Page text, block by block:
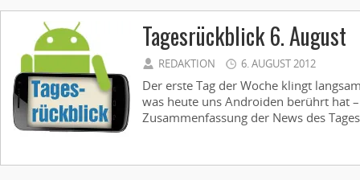
Tagesrückblick 6. August
REDAKTION 6. AUGUST 2012
Der erste Tag der Woche klingt
was heute uns Androiden berührt hat
Zusammenfassung der News des